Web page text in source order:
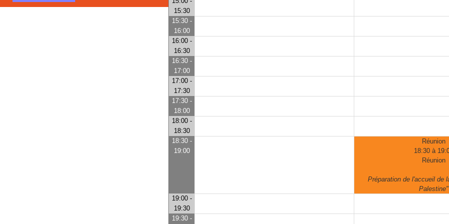
15:30
15:30 -
16:00
16:00 -
16:30
16:30 -
17:00
17:00 -
17:30
17:30 -
18:00
18:00 -
18:30
18:30 -
19:00
Réunion
18:30 à
Réunion
Préparation de l'accueil de
Palestine"
19:00 -
19:30
19:30 -